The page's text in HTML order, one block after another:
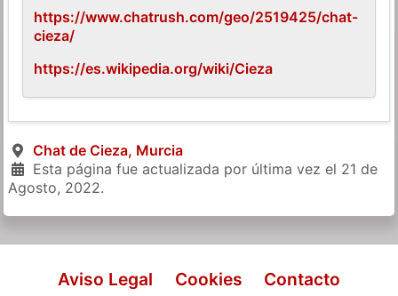
https://www.chatrush.com/geo/2519425/chat-
cieza/
https://es.wikipedia.org/wiki/Cieza
Chat de Cieza, Murcia
Esta página fue actualizada por última vez el 21 de
Agosto, 2022.
Aviso Legal Cookies Contacto